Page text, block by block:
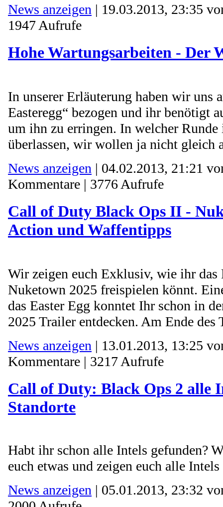
News anzeigen | 19.03.2013, 23:35
1947 Aufrufe
Hohe Wartungsarbeiten - Der
In unserer Erläuterung haben wir uns
Easteregg“ bezogen und ihr benötigt
um ihn zu erringen. In welcher
überlassen, wir wollen ja nicht gleich
News anzeigen | 04.02.2013, 21:21
Kommentare | 3776 Aufrufe
Call of Duty Black Ops II -
Action und Waffentipps
Wir zeigen euch Exklusiv, wie ihr das
Nuketown 2025 freispielen könnt.
das Easter Egg konntet Ihr schon in
2025 Trailer entdecken. Am Ende des
News anzeigen | 13.01.2013, 13:25
Kommentare | 3217 Aufrufe
Call of Duty: Black Ops 2 alle
Standorte
Habt ihr schon alle Intels gefunden?
euch etwas und zeigen euch alle
News anzeigen | 05.01.2013, 23:32